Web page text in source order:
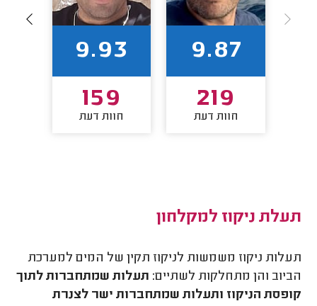
9.87
219
חוות דעת
9.93
159
חוות דעת
תעלת ניקוז למקלחון
תעלות ניקוז משמשות לניקוז תקין של המים למערכת
הביוב והן מתחלקות לשתיים: תעלות שמתחברות לתוך
קופסת הניקוז ותעלות שמתחברות ישר לצנרת